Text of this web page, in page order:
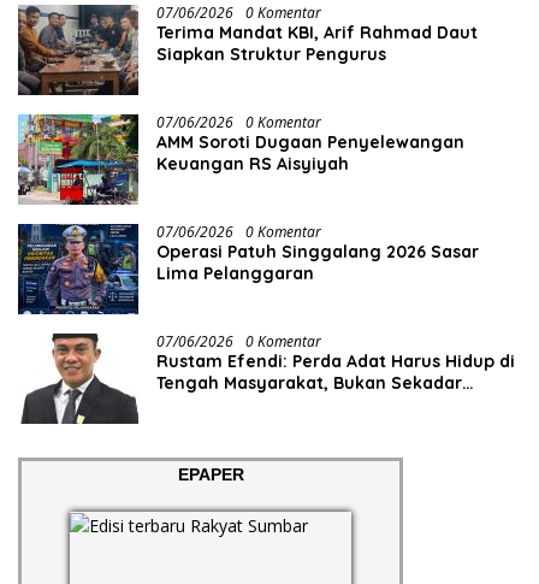
07/06/2026 0 Komentar
Terima Mandat KBI, Arif Rahmad Daut
Siapkan Struktur Pengurus
07/06/2026 0 Komentar
AMM Soroti Dugaan Penyelewangan
Keuangan RS Aisyiyah
07/06/2026 0 Komentar
Operasi Patuh Singgalang 2026 Sasar
Lima Pelanggaran
07/06/2026 0 Komentar
Rustam Efendi: Perda Adat Harus Hidup di
Tengah Masyarakat, Bukan Sekadar
EPAPER